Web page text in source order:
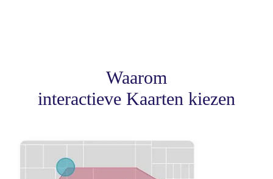
Waarom
interactieve Kaarten kiezen